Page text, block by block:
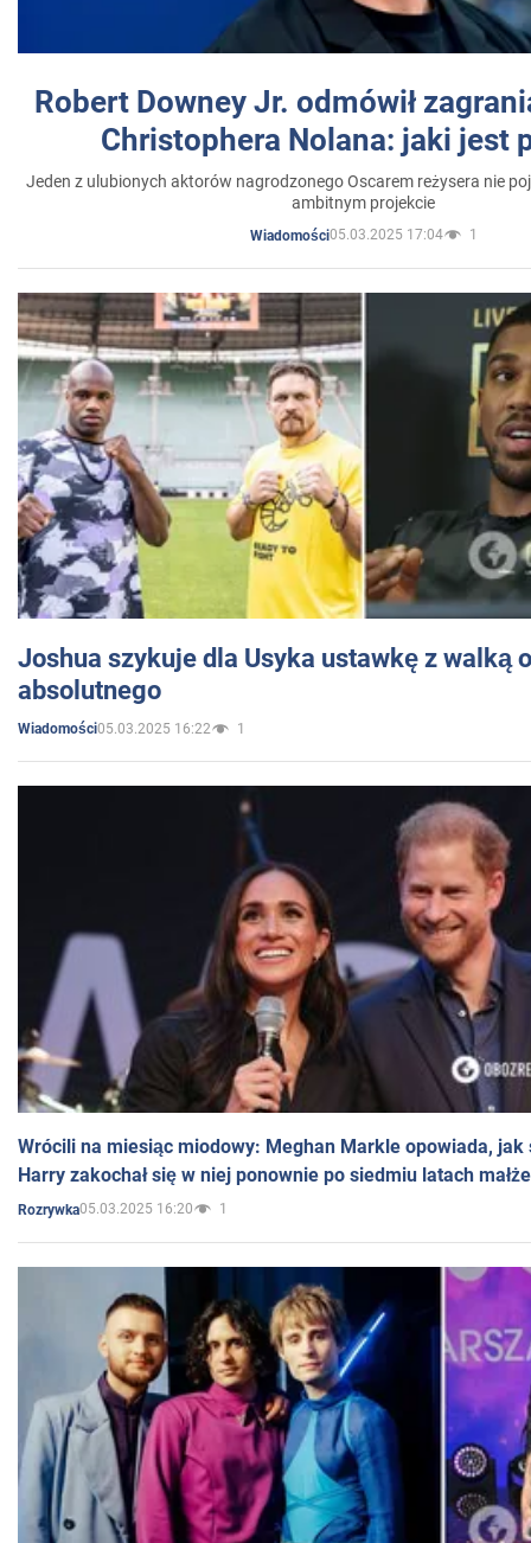
Robert Downey Jr. odmówił
Christophera Nolana: jaki jest
Jeden z ulubionych aktorów nagrodzonego Oscarem reżysera nie
ambitnym projekcie
Wiadomości05.03.2025 17:04 1
Joshua szykuje dla Usyka ustawkę z walką
absolutnego
Wiadomości05.03.2025 16:22 1
Wrócili na miesiąc miodowy: Meghan Markle opowiada, jak
Harry zakochał się w niej ponownie po siedmiu latach
Rozrywka05.03.2025 16:20 1